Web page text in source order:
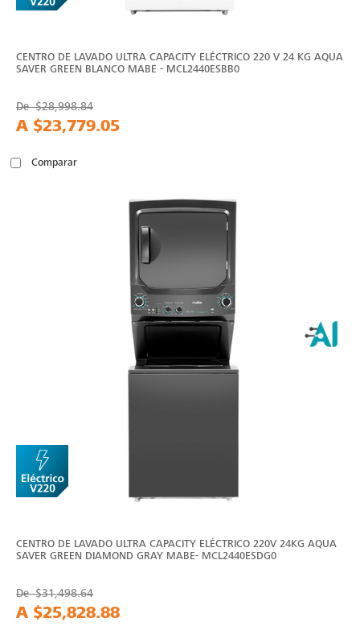
CENTRO DE LAVADO ULTRA CAPACITY ELÉCTRICO 220 V 24 KG AQUA
SAVER GREEN BLANCO MABE - MCL2440ESBB0
De$28,998.84
A $23,779.05
Comparar
CENTRO DE LAVADO ULTRA CAPACITY ELÉCTRICO 220V 24KG AQUA
SAVER GREEN DIAMOND GRAY MABE- MCL2440ESDG0
De$31,498.64
A $25,828.88